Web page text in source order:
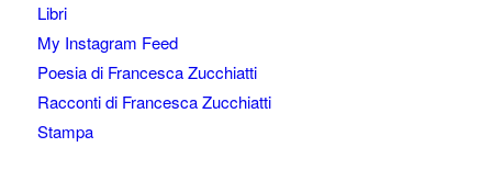
Libri
My Instagram Feed
Poesia di Francesca Zucchiatti
Racconti di Francesca Zucchiatti
Stampa